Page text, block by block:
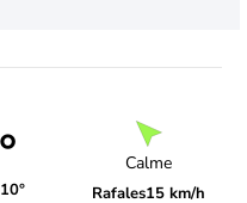
Calme
Rafales15 km/h